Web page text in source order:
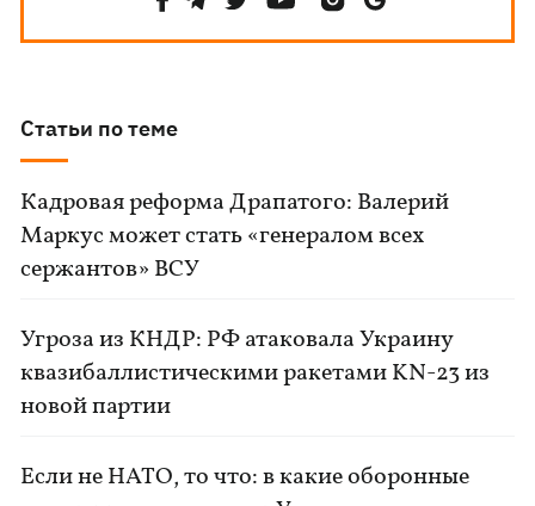
Статьи по теме
Кадровая реформа Драпатого: Валерий
Маркус может стать «генералом всех
сержантов» ВСУ
Угроза из КНДР: РФ атаковала Украину
квазибаллистическими ракетами KN-23 из
новой партии
Если не НАТО, то что: в какие оборонные